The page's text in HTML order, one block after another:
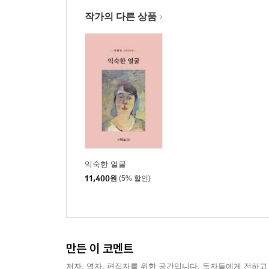
숨골 소리 · 50
향나무 아래 · 52
티핑 포인트 · 63
란타나 · 66
국수나무에 들어갔다 · 68
거꾸로 흐르는 시간
작가의 다른 상품
익숙한 얼굴
11,400원 (5% 할인)
만든 이 코멘트
저자, 역자, 편집자를 위한 공간입니다. 독자들에게 전하고